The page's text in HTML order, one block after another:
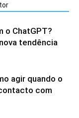
o ChatGPT?
tendência
agir quando o
com